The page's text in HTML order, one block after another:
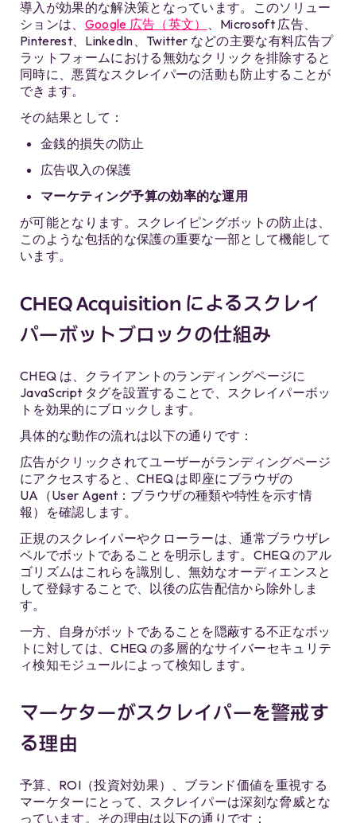
導入が効果的な解決策となっています。このソリュー
ションは、 Google 広告（英文）
、Microsoft 広告、
Pinterest、LinkedIn、Twitter などの主要な有料広告プ
ラットフォームにおける無効なクリックを排除すると
同時に、悪質なスクレイパーの活動も防止することが
できます。
その結果として：
金銭的損失の防止
広告収入の保護
マーケティング予算の効率的な運用
が可能となります。スクレイピングボットの防止は、
このような包括的な保護の重要な一部として機能して
います。
CHEQ Acquisition によるスクレイ
パーボットブロックの仕組み
CHEQ は、クライアントのランディングページに
JavaScript タグを設置することで、スクレイパーボッ
トを効果的にブロックします。
具体的な動作の流れは以下の通りです：
広告がクリックされてユーザーがランディングページ
にアクセスすると、CHEQ は即座にブラウザの
UA（User Agent：ブラウザの種類や特性を示す情
報）を確認します。
正規のスクレイパーやクローラーは、通常ブラウザレ
ベルでボットであることを明示します。CHEQ のアル
ゴリズムはこれらを識別し、無効なオーディエンスと
して登録することで、以後の広告配信から除外しま
す。
一方、自身がボットであることを隠蔽する不正なボッ
トに対しては、CHEQ の多層的なサイバーセキュリテ
ィ検知モジュールによって検知します。
マーケターがスクレイパーを警戒す
る理由
予算、ROI（投資対効果）、ブランド価値を重視する
マーケターにとって、スクレイパーは深刻な脅威とな
っています。その理由は以下の通りです：